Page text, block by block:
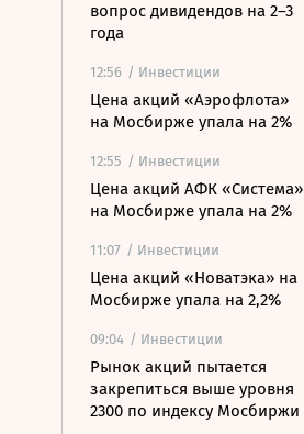
вопрос дивидендов на 2–3
года
12:56 / Инвестиции
Цена акций «Аэрофлота»
на Мосбирже упала на 2%
12:55 / Инвестиции
Цена акций АФК «Система»
на Мосбирже упала на 2%
11:07 / Инвестиции
Цена акций «Новатэка» на
Мосбирже упала на 2,2%
09:04 / Инвестиции
Рынок акций пытается
закрепиться выше уровня
2300 по индексу Мосбиржи